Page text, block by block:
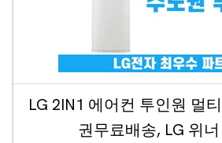
LG 2IN1 에어컨 투인원 멀
권무료배송, LG 위